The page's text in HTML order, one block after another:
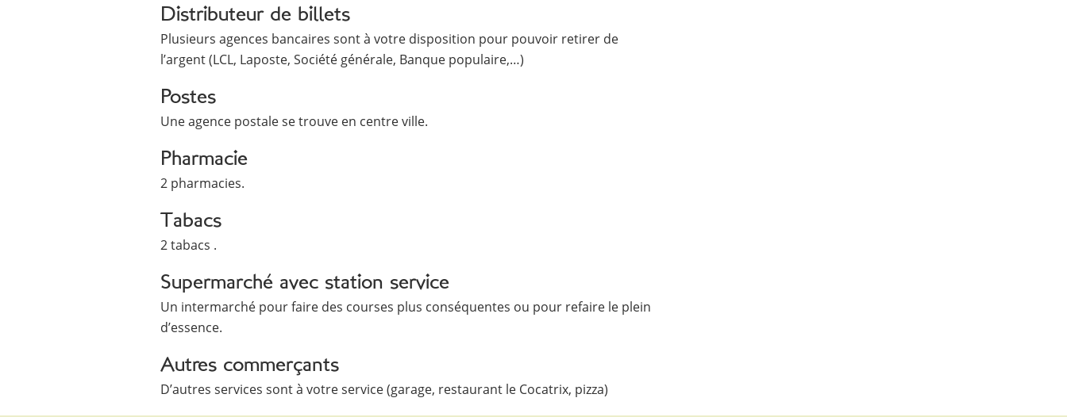
Distributeur de billets
Plusieurs agences bancaires sont à votre disposition pour pouvoir retirer de
l’argent (LCL, Laposte, Société générale, Banque populaire,…)
Postes
Une agence postale se trouve en centre ville.
Pharmacie
2 pharmacies.
Tabacs
2 tabacs .
Supermarché avec station service
Un intermarché pour faire des courses plus conséquentes ou pour refaire le plein
d’essence.
Autres commerçants
D’autres services sont à votre service (garage, restaurant le Cocatrix, pizza)